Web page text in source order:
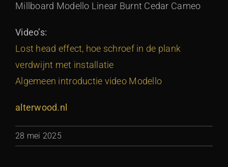
Millboard Modello Linear Burnt Cedar Cameo
Video’s:
Lost head effect, hoe schroef in de plank
verdwijnt met installatie
Algemeen introductie video Modello
alterwood.nl
28 mei 2025